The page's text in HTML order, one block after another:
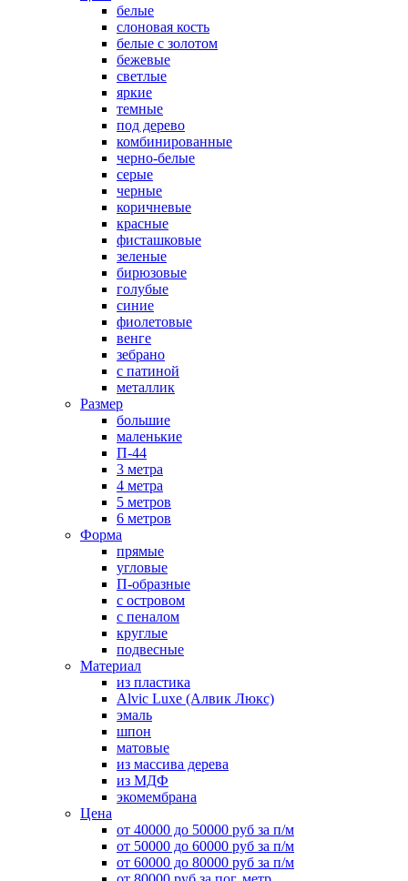
белые
слоновая кость
белые с золотом
бежевые
светлые
яркие
темные
под дерево
комбинированные
черно-белые
серые
черные
коричневые
красные
фисташковые
зеленые
бирюзовые
голубые
синие
фиолетовые
венге
зебрано
с патиной
металлик
Размер
большие
маленькие
П-44
3 метра
4 метра
5 метров
6 метров
Форма
прямые
угловые
П-образные
с островом
с пеналом
круглые
подвесные
Материал
из пластика
Alvic Luxe (Алвик Люкс)
эмаль
шпон
матовые
из массива дерева
из МДФ
экомембрана
Цена
от 40000 до 50000 руб за п/м
от 50000 до 60000 руб за п/м
от 60000 до 80000 руб за п/м